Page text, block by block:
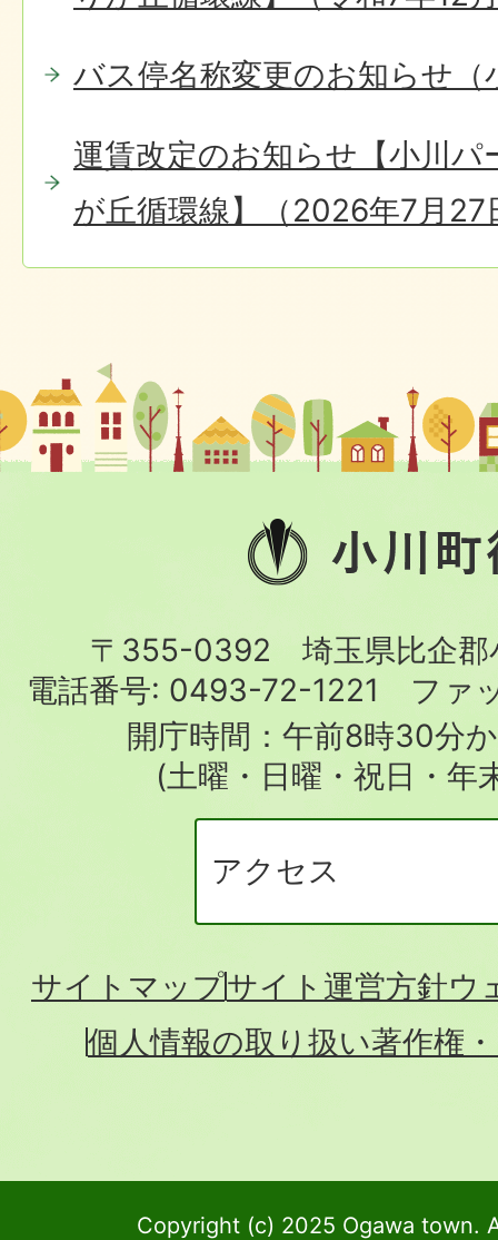
バス停名称変更のお知らせ
運賃改定のお知らせ【小川
が丘循環線】（2026年7月27
小
川
役
場
〒355-0392 埼玉県比企郡
電話番号: 0493-72-1221
ファ
開庁時間：午前8時30分
(土曜・日曜・祝日・年
アクセス
サイトマップサイト運営方針ウ
個人情報の取り扱い著作権
Copyright (c) 2025 Ogawa town.